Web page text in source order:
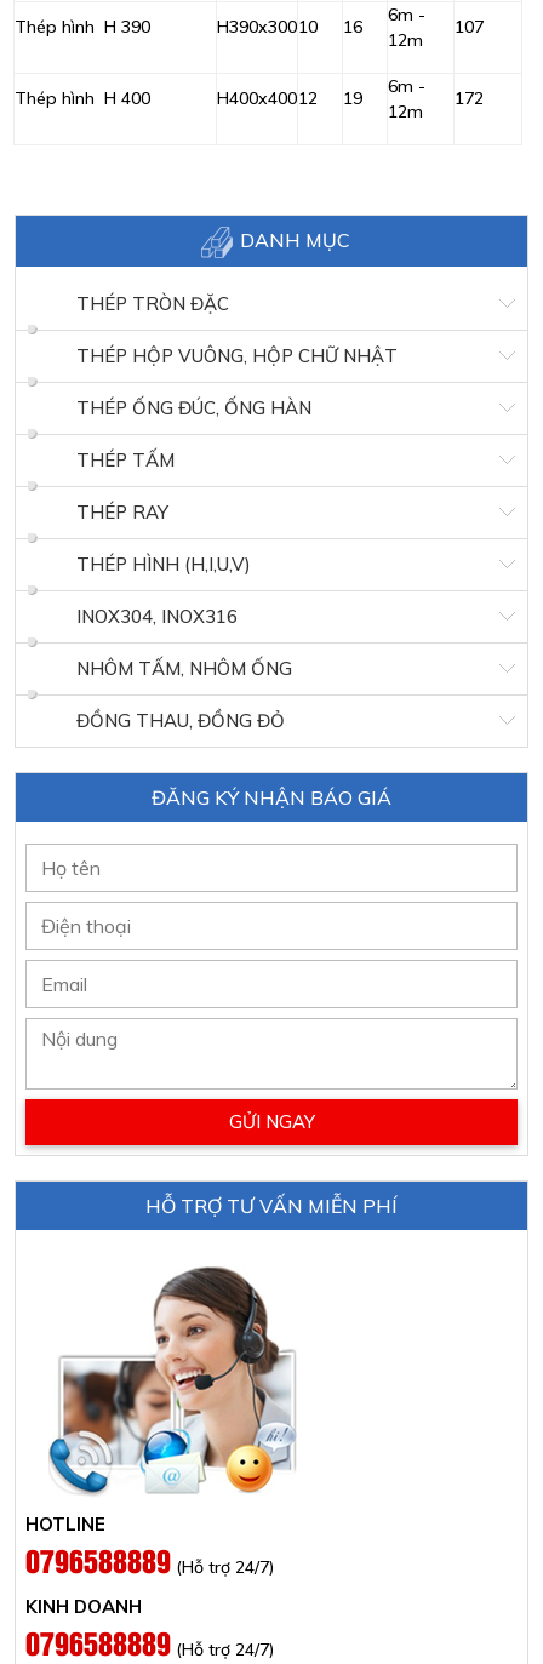
Thép hình H 390 H390x30010 16
6m -
12m
107
Thép hình H 400 H400x40012 19
6m -
12m
172
DANH MỤC
THÉP TRÒN ĐẶC
THÉP HỘP VUÔNG, HỘP CHỮ NHẬT
THÉP ỐNG ĐÚC, ỐNG HÀN
THÉP TẤM
THÉP RAY
THÉP HÌNH (H,I,U,V)
INOX304, INOX316
NHÔM TẤM, NHÔM ỐNG
ĐỒNG THAU, ĐỒNG ĐỎ
ĐĂNG KÝ NHẬN BÁO GIÁ
HỖ TRỢ TƯ VẤN MIỄN PHÍ
HOTLINE
0796588889 (Hỗ trợ 24/7)
KINH DOANH
0796588889 (Hỗ trợ 24/7)